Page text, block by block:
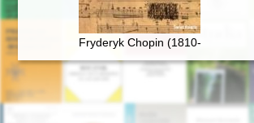
Fryderyk Chopin (1810-1849).